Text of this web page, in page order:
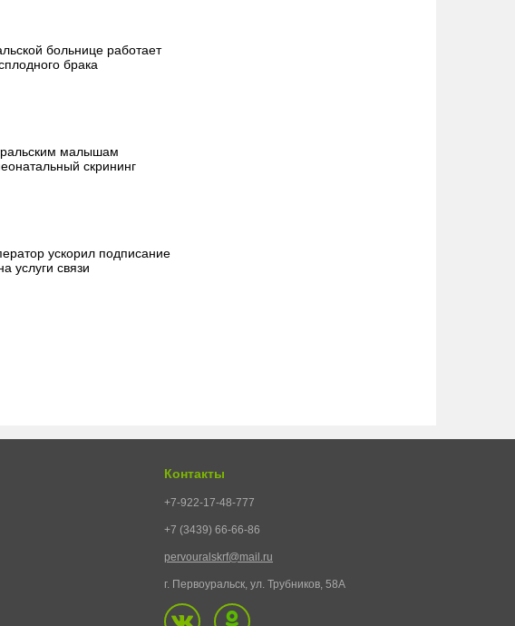
больнице работает
брака
малышам
скрининг
ускорил подписание
услуги связи
Контакты
+7-922-17-48-777
+7 (3439) 66-66-86
pervouralskrf@mail.ru
г. Первоуральск, ул. Трубников, 58А